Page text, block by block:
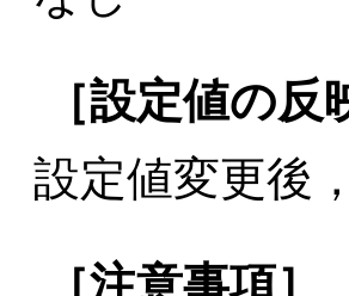
［設定値の反
設定値変更後
［注意事項］